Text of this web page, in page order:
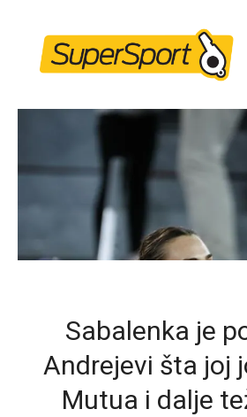
content
Sabalenka je
Andrejevi šta joj
Mutua i dalje